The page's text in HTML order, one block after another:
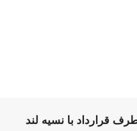
قرارداد با نسیه لند